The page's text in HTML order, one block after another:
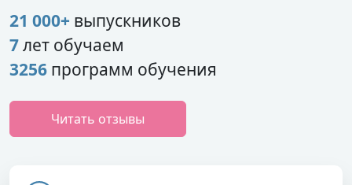
21 000+ выпускников
7лет обучаем
3256 программ обучения
Читать отзывы